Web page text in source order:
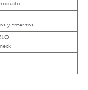
y Enterizos